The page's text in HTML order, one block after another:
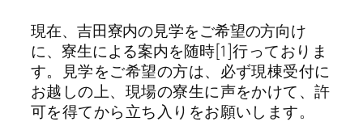
現在、吉田寮内の見学をご希望の方向け
に、寮生による案内を随時[1]行っておりま
す。見学をご希望の方は、必ず現棟受付に
お越しの上、現場の寮生に声をかけて、許
可を得てから立ち入りをお願いします。